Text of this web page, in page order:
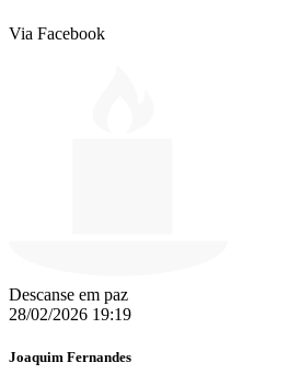
Via Facebook
Descanse em paz
28/02/2026 19:19
Joaquim Fernandes